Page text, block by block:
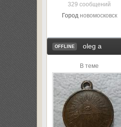
329 сообщений
Город новомосковск
OFFLINE oleg a
В теме